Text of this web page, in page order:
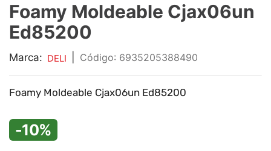
Foamy Moldeable Cjax06un
Ed85200
Marca: DELI : 6935205388490
Foamy Moldeable Cjax06un Ed85200
-10%
6.
marcadores
8.
teclado